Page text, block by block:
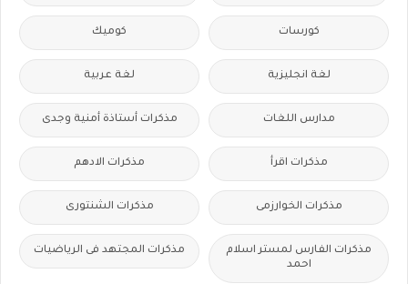
كورسات كوميك
لغة انجليزية لغة عربية
مدارس اللغات مذكرات أستاذة أمنية وجدى
مذكرات اقرأ مذكرات الادهم
مذكرات الخوارزمى مذكرات الشنتورى
مذكرات الفارس لمستر اسلام
احمد
مذكرات المجتهد فى الرياضيات